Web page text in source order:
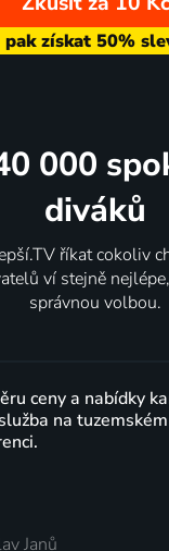
000
diváků
říkat cokoliv
ví stejně
správnou volbou.
Lepší.TV sleduji už
maximální
programů a
začátek
Milada Tomešová